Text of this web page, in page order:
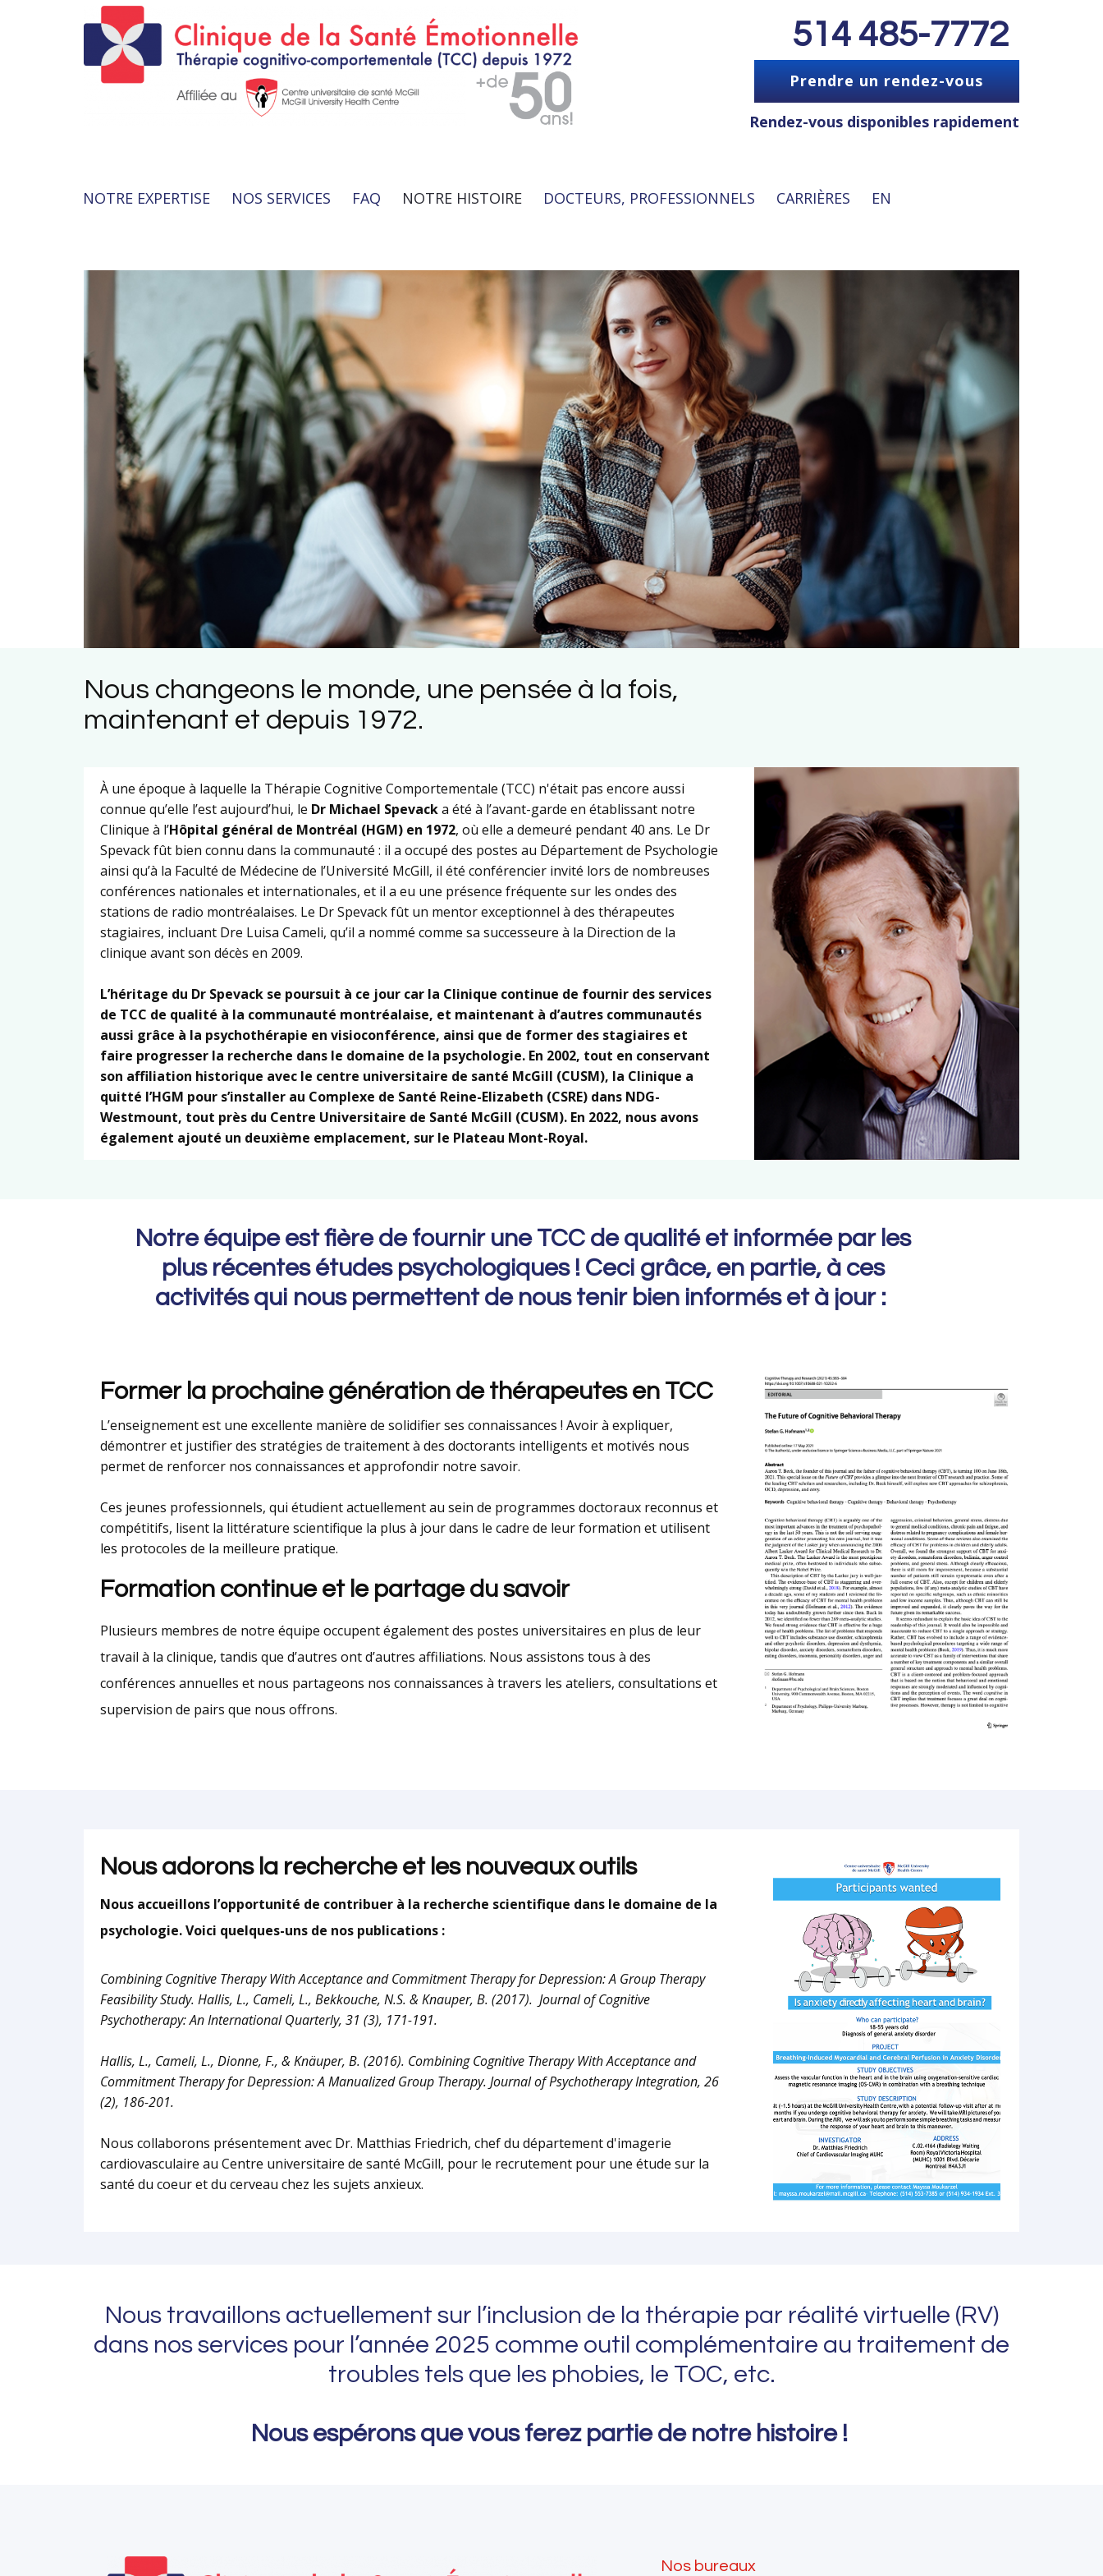
514 485-7772
Prendre un rendez-vous
Rendez-vous disponibles rapidement
NOTRE EXPERTISE NOS SERVICES FAQ NOTRE HISTOIRE DOCTEURS, PROFESSIONNELS CARRIÈRES EN
Nous changeons le monde, une pensée à la fois,
maintenant et depuis 1972.
À une époque à laquelle la Thérapie Cognitive Comportementale (TCC) n'était pas encore aussi
connue qu’elle l’est aujourd’hui, le Dr Michael Spevacka été à l’avant-garde en établissant notre
Clinique à l’Hôpital général de Montréal (HGM) en 1972, où elle a demeuré pendant 40 ans. Le Dr
Spevack fût bien connu dans la communauté : il a occupé des postes au Département de Psychologie
ainsi qu’à la Faculté de Médecine de l’Université McGill, il été conférencier invité lors de nombreuses
conférences nationales et internationales, et il a eu une présence fréquente sur les ondes des
stations de radio montréalaises. Le Dr Spevack fût un mentor exceptionnel à des thérapeutes
stagiaires, incluant Dre Luisa Cameli, qu’il a nommé comme sa successeure à la Direction de la
clinique avant son décès en 2009.
L’héritage du Dr Spevack se poursuit à ce jour car la Clinique continue de fournir des services
de TCC de qualité à la communauté montréalaise, et maintenant à d’autres communautés
aussi grâce à la psychothérapie en visioconférence, ainsi que de former des stagiaires et
faire progresser la recherche dans le domaine de la psychologie. En 2002, tout en conservant
son affiliation historique avec le centre universitaire de santé McGill (CUSM), la Clinique a
quitté l’HGM pour s’installer au Complexe de Santé Reine-Elizabeth (CSRE) dans NDG-
Westmount, tout près du Centre Universitaire de Santé McGill (CUSM). En 2022, nous avons
également ajouté un deuxième emplacement, sur le Plateau Mont-Royal.
Notre équipe est fière de fournir une TCC de qualité et informée par les
plus récentes études psychologiques ! Ceci grâce, en partie, à ces
activités qui nous permettent de nous tenir bien informés et à jour :
Former la prochaine génération de thérapeutes en TCC
L’enseignement est une excellente manière de solidifier ses connaissances ! Avoir à expliquer,
démontrer et justifier des stratégies de traitement à des doctorants intelligents et motivés nous
permet de renforcer nos connaissances et approfondir notre savoir.
Ces jeunes professionnels, qui étudient actuellement au sein de programmes doctoraux reconnus et
compétitifs, lisent la littérature scientifique la plus à jour dans le cadre de leur formation et utilisent
les protocoles de la meilleure pratique.
Formation continue et le partage du savoir
Plusieurs membres de notre équipe occupent également des postes universitaires en plus de leur
travail à la clinique, tandis que d’autres ont d’autres affiliations. Nous assistons tous à des
conférences annuelles et nous partageons nos connaissances à travers les ateliers, consultations et
supervision de pairs que nous offrons.
Nous adorons la recherche et les nouveaux outils
Nous accueillons l’opportunité de contribuer à la recherche scientifique dans le domaine de la
psychologie. Voici quelques-uns de nos publications :
Combining Cognitive Therapy With Acceptance and Commitment Therapy for Depression: A Group Therapy
Feasibility Study. Hallis, L., Cameli, L., Bekkouche, N.S. & Knauper, B. (2017). Journal of Cognitive
Psychotherapy: An International Quarterly, 31 (3), 171-191.
Hallis, L., Cameli, L., Dionne, F., & Knäuper, B. (2016). Combining Cognitive Therapy With Acceptance and
Commitment Therapy for Depression: A Manualized Group Therapy. Journal of Psychotherapy Integration, 26
(2), 186-201.
Nous collaborons présentement avec Dr. Matthias Friedrich, chef du département d'imagerie
cardiovasculaire au Centre universitaire de santé McGill, pour le recrutement pour une étude sur la
santé du coeur et du cerveau chez les sujets anxieux.
Nous travaillons actuellement sur l’inclusion de la thérapie par réalité virtuelle (RV)
dans nos services pour l’année 2025 comme outil complémentaire au traitement de
troubles tels que les phobies, le TOC, etc.
Nous espérons que vous ferez partie de notre histoire !
Nos bureaux